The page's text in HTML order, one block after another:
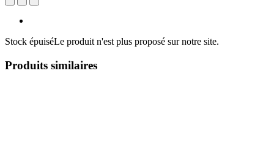
Stock épuiséLe produit n'est plus proposé sur notre site.
Produits similaires